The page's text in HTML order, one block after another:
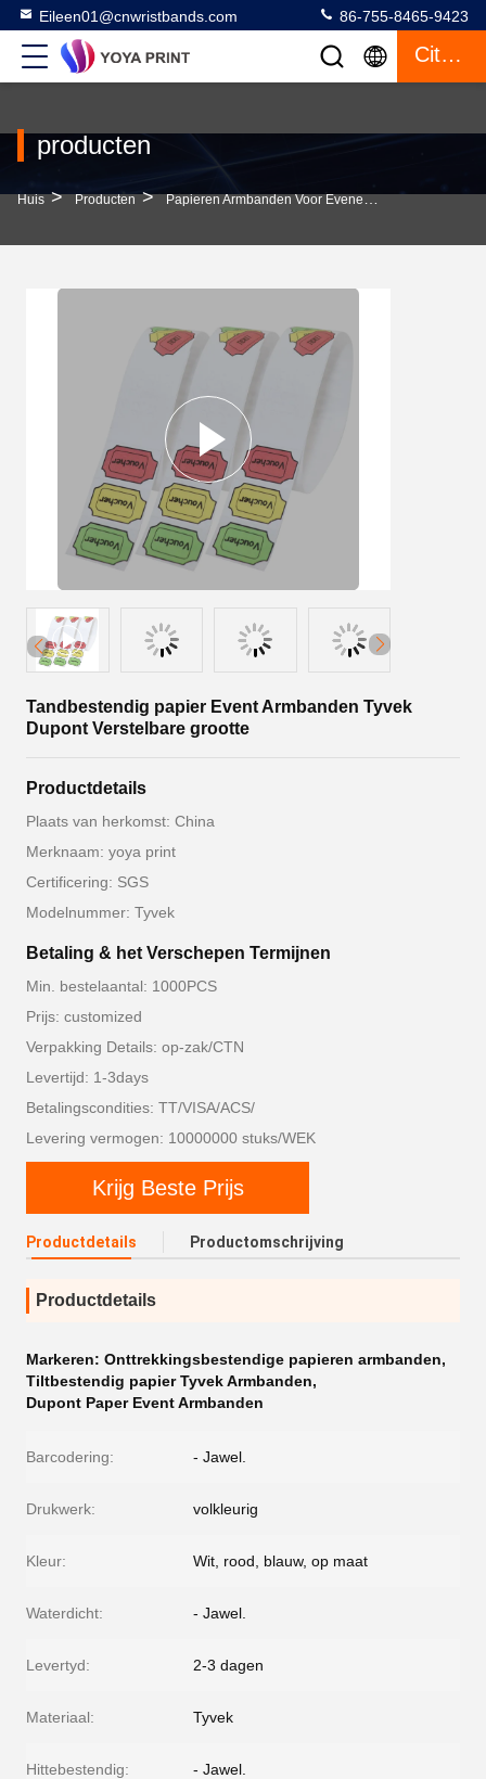
Eileen01@cnwristbands.com 86-755-8465-9423
Citaat
producten
Huis > Producten > Papieren Armbanden Voor Evenementen >
Tandbestendig papier Event Armbanden Tyvek
Dupont Verstelbare grootte
Productdetails
Plaats van herkomst: China
Merknaam: yoya print
Certificering: SGS
Modelnummer: Tyvek
Betaling & het Verschepen Termijnen
Min. bestelaantal: 1000PCS
Prijs: customized
Verpakking Details: op-zak/CTN
Levertijd: 1-3days
Betalingscondities: TT/VISA/ACS/
Levering vermogen: 10000000 stuks/WEK
Krijg Beste Prijs
Productdetails Productomschrijving
Productdetails
Markeren: Onttrekkingsbestendige papieren armbanden,
Tiltbestendig papier Tyvek Armbanden,
Dupont Paper Event Armbanden
Barcodering: - Jawel.
Drukwerk: volkleurig
Kleur: Wit, rood, blauw, op maat
Waterdicht: - Jawel.
Levertyd: 2-3 dagen
Materiaal: Tyvek
Hittebestendig: - Jawel.